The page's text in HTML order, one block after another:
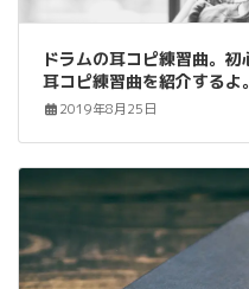
ドラムの耳コピ練習曲。
耳コピ練習曲を紹介するよ。
2019年8月25日